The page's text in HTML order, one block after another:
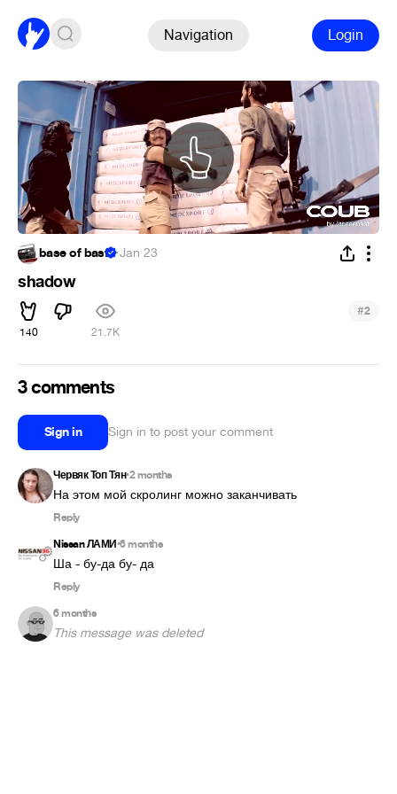
Navigation Login
base of basf ·Jan 23
shadow
140 21.7K
#2
3 comments
Sign in Sign in to post your comment
Червяк Топ Тян•2 months
На этом мой скролинг можно заканчивать
Reply
Nissan ЛАМИ•6 months
Ша - бу-да бу- да
Reply
6 months
This message was deleted